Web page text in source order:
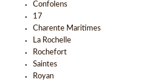
Confolens
17
Charente Maritimes
La Rochelle
Rochefort
Saintes
Royan